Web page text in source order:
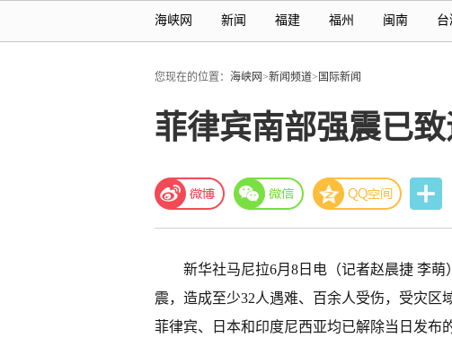
海峡网 新闻 福建 福州 闽南 台
您现在的位置： 海峡网>新闻频道> 国际新闻
菲律宾南部强震已
新华社马尼拉6月8日电（记者赵晨捷 李
震，造成至少32人遇难、百余人受伤，受灾区
菲律宾、日本和印度尼西亚均已解除当日发布